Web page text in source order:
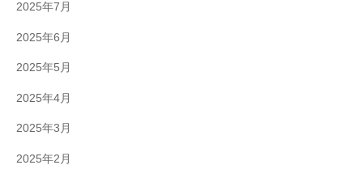
2025年7月
2025年6月
2025年5月
2025年4月
2025年3月
2025年2月